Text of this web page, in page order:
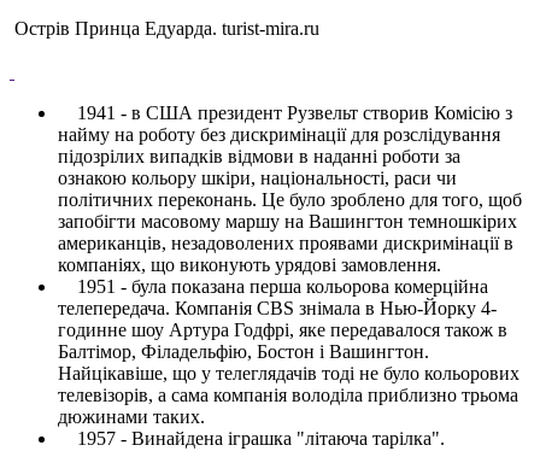
Острів Принца Едуарда. turist-mira.ru
1941 - в США президент Рузвельт створив Комісію з
найму на роботу без дискримінації для розслідування
підозрілих випадків відмови в наданні роботи за
ознакою кольору шкіри, національності, раси чи
політичних переконань. Це було зроблено для того, щоб
запобігти масовому маршу на Вашингтон темношкірих
американців, незадоволених проявами дискримінації в
компаніях, що виконують урядові замовлення.
1951 - була показана перша кольорова комерційна
телепередача. Компанія CBS знімала в Нью-Йорку 4-
годинне шоу Артура Годфрі, яке передавалося також в
Балтімор, Філадельфію, Бостон і Вашингтон.
Найцікавіше, що у телеглядачів тоді не було кольорових
телевізорів, а сама компанія володіла приблизно трьома
дюжинами таких.
1957 - Винайдена іграшка "літаюча тарілка".